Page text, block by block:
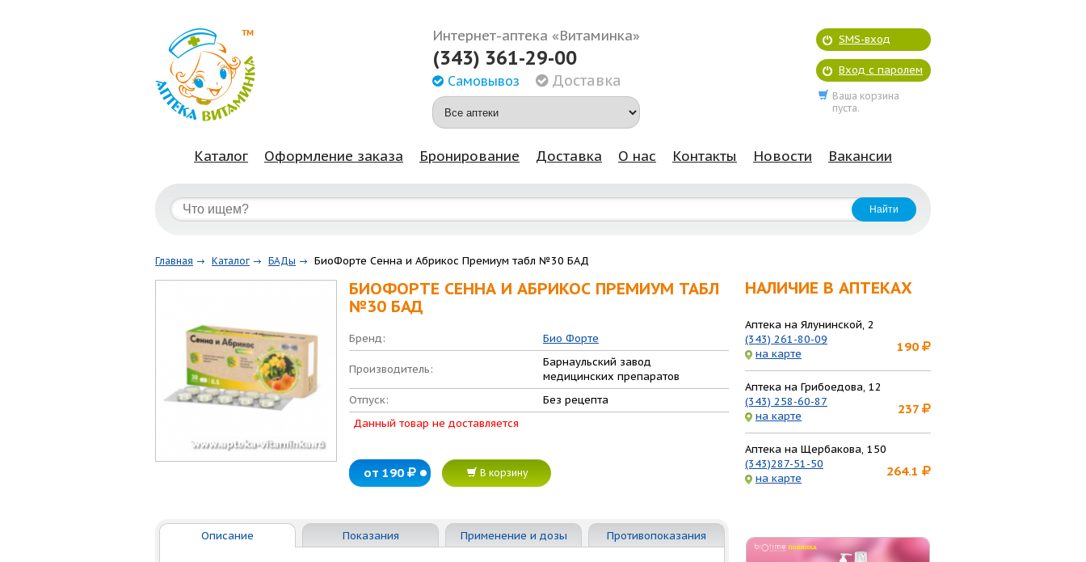
Интернет-аптека «Витаминка»
(343) 361-29-00
Самовывоз Доставка
SMS-вход
Вход с паролем
Ваша корзина
пуста.
Каталог Оформление заказа Бронирование Доставка О нас Контакты Новости Вакансии
Главная Каталог БАДы БиоФорте Сенна и Абрикос Премиум табл №30 БАД
БИОФОРТЕ СЕННА И АБРИКОС ПРЕМИУМ ТАБЛ
№30 БАД
Бренд: Био Форте
Производитель:
Барнаульский завод
медицинских препаратов
Отпуск:
Без рецепта
Данный товар не доставляется
от 190 В корзину
Описание Показания Применение и дозы Противопоказания
НАЛИЧИЕ В АПТЕКАХ
Аптека на Ялунинской, 2
(343) 261-80-09
на карте
190
Аптека на Грибоедова, 12
(343) 258-60-87
на карте
237
Аптека на Щербакова, 150
(343)287-51-50
на карте
264.1